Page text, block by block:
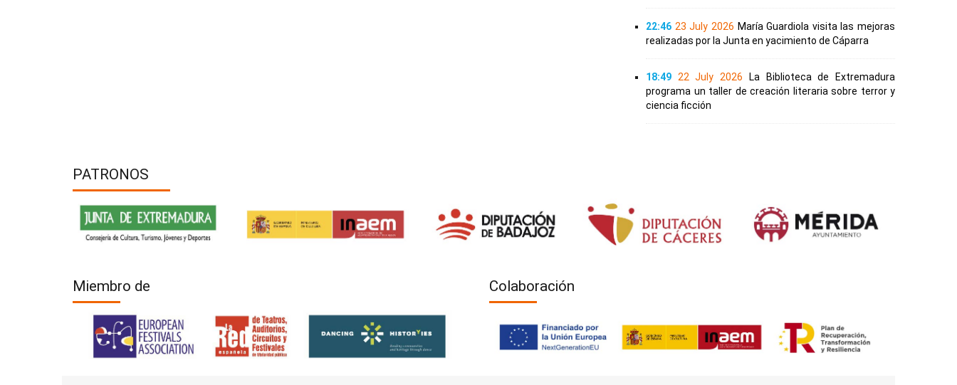
22:46 23 July 2026 María Guardiola visita las mejoras
realizadas por la Junta en yacimiento de Cáparra
18:49 22 July 2026
La Biblioteca de Extremadura
programa un taller de creación literaria sobre terror y
ciencia ficción
PATRONOS
Miembro de Colaboración